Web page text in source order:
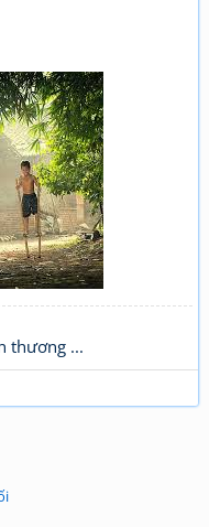
thương ...